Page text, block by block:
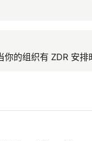
你的组织有 ZDR 安